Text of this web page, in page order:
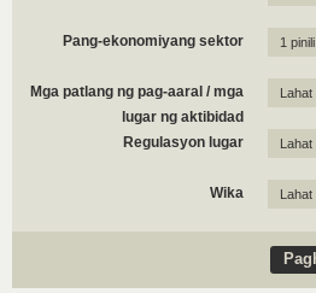
Pang-ekonomiyang sektor 1 pinili
Mga patlang ng pag-aaral / mga
lugar ng aktibidad
Lahat
Regulasyon lugar Lahat
Wika Lahat